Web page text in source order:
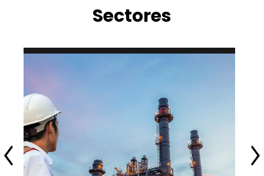
Indústria
Garantimos a continuidade de negócio das